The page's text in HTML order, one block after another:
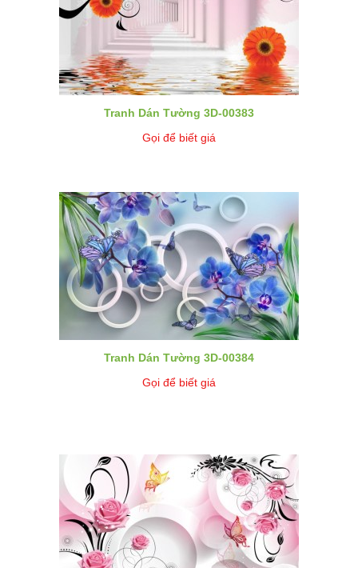
Tranh Dán Tường 3D-00383
Gọi để biết giá
Tranh Dán Tường 3D-00384
Gọi để biết giá